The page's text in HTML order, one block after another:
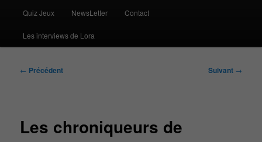
Quiz Jeux NewsLetter Contact
Les interviews de Lora
Navigation
← Précédent Suivant →
Les chroniqueurs de